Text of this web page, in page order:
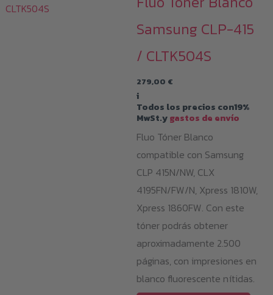
Samsung CLP-415
/ CLTK504S
279,00 €
i
Todos los precios con19%
MwSt.ygastos de envío
Fluo Tóner Blanco
compatible con Samsung
CLP 415N/NW, CLX
4195FN/FW/N, Xpress 1810W,
Xpress 1860FW. Con este
tóner podrás obtener
aproximadamente 2.500
páginas, con impresiones en
blanco fluorescente nítidas.